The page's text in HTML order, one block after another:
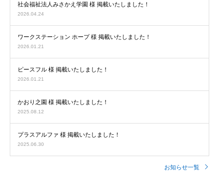
社会福祉法人みさかえ学園 様 掲載いたしました！
2026.04.24
ワークステーション ホープ 様 掲載いたしました！
2026.01.21
ピースフル 様 掲載いたしました！
2026.01.21
かおり之園 様 掲載いたしました！
2025.08.12
プラスアルファ 様 掲載いたしました！
2025.06.30
お知らせ一覧